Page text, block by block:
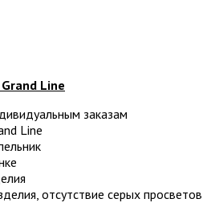
Grand Line
заказам
Line
отсутствие серых просветов